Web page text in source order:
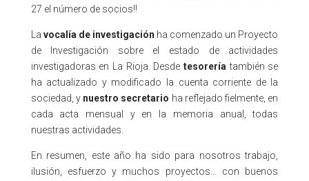
27 el número de socios!!
La vocalía de investigación ha comenzado un Proyecto
de Investigación sobre el estado de actividades
investigadoras en La Rioja. Desde tesorería también se
ha actualizado y modificado la cuenta corriente de la
sociedad, y nuestro secretario ha reflejado fielmente, en
cada acta mensual y en la memoria anual, todas
nuestras actividades.
En resumen, este año ha sido para nosotros trabajo,
ilusión, esfuerzo y muchos proyectos… con buenos